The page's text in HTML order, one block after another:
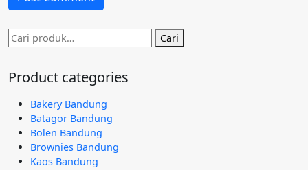
Pencarian
untuk:
Cari
Product categories
Bakery Bandung
Batagor Bandung
Bolen Bandung
Brownies Bandung
Kaos Bandung